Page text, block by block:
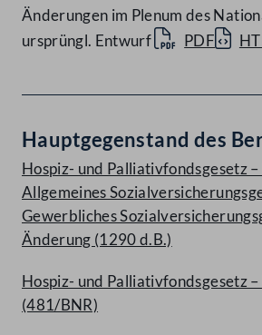
Änderungen im Plenum des
ursprüngl. Entwurf
PDF
Hauptgegenstand des
Hospiz- und Palliativfondsgesetz –
Allgemeines
Gewerbliches
Änderung (1290 d.B.)
Hospiz- und Palliativfondsgesetz –
(481/BNR)